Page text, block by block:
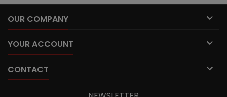
OUR COMPANY 
YOUR ACCOUNT 
CONTACT 